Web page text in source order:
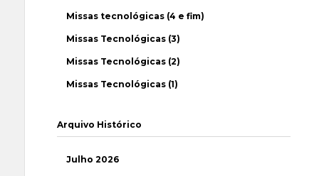
Missas tecnológicas (4 e fim)
Missas Tecnológicas (3)
Missas Tecnológicas (2)
Missas Tecnológicas (1)
Arquivo Histórico
Julho 2026